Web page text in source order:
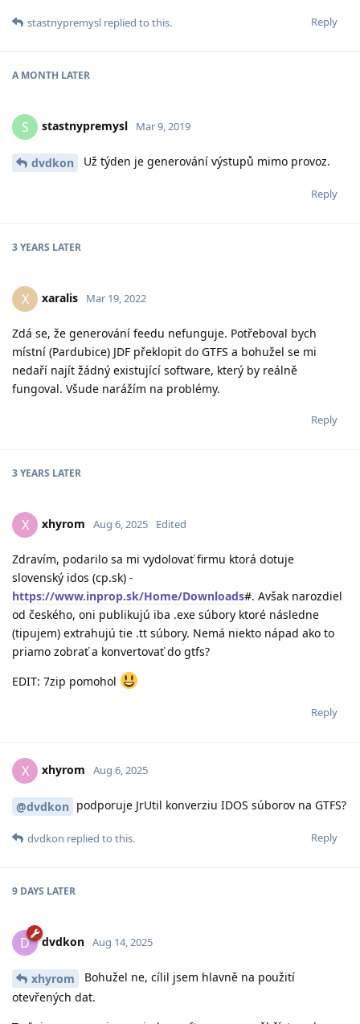
Reply
stastnypremysl replied to this.
A MONTH LATER
S stastnypremysl Mar 9, 2019
dvdkon Už týden je generování výstupů mimo provoz.
Reply
3 YEARS LATER
X xaralis Mar 19, 2022
Zdá se, že generování feedu nefunguje. Potřeboval bych
místní (Pardubice) JDF překlopit do GTFS a bohužel se mi
nedaří najít žádný existující software, který by reálně
fungoval. Všude narážím na problémy.
Reply
3 YEARS LATER
X xhyrom Aug 6, 2025 Edited
Zdravím, podarilo sa mi vydolovať firmu ktorá dotuje
slovenský idos (cp.sk) -
https://www.inprop.sk/Home/Downloads#. Avšak narozdiel
od českého, oni publikujú iba .exe súbory ktoré následne
(tipujem) extrahujú tie .tt súbory. Nemá niekto nápad ako to
priamo zobrať a konvertovať do gtfs?
EDIT: 7zip pomohol
Reply
X xhyrom Aug 6, 2025
@dvdkon podporuje JrUtil konverziu IDOS súborov na GTFS?
Reply
dvdkon replied to this.
9 DAYS LATER
D dvdkon Aug 14, 2025
xhyrom
Bohužel ne, cílil jsem hlavně na použití
otevřených dat.